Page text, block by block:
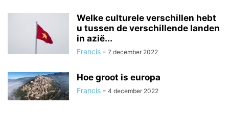
Welke culturele verschillen hebt
u tussen de verschillende landen
in azië...
Francis - 7 december 2022
Hoe groot is europa
Francis - 4 december 2022